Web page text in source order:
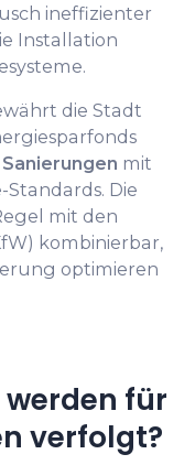
ineffizienter
Installation
die Stadt
mit
Die
mit den
kombinierbar,
optimieren
für
verfolgt?